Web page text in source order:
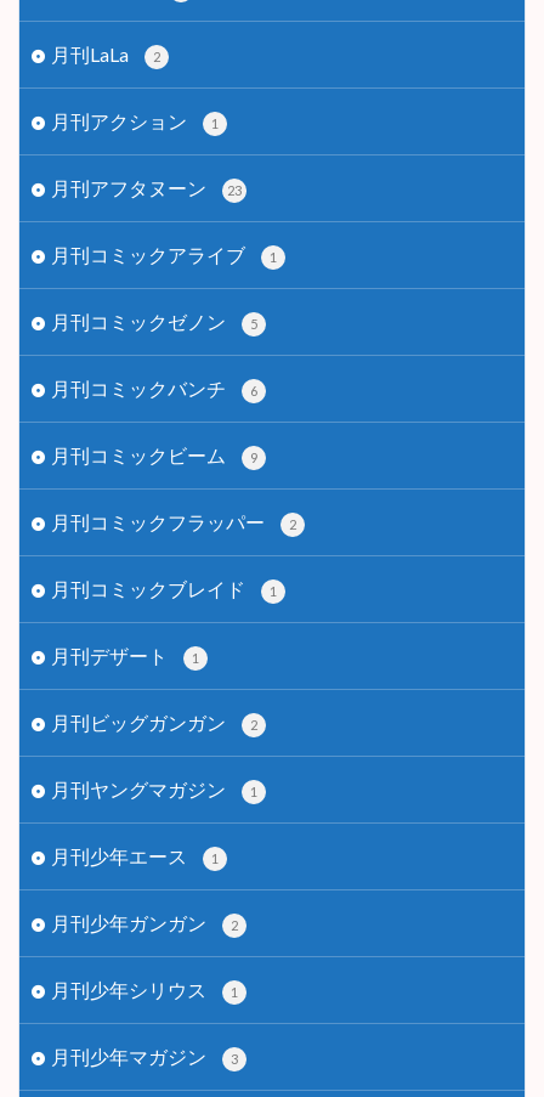
月刊LaLa 2
月刊アクション 1
月刊アフタヌーン 23
月刊コミックアライブ 1
月刊コミックゼノン 5
月刊コミックバンチ 6
月刊コミックビーム 9
月刊コミックフラッパー 2
月刊コミックブレイド 1
月刊デザート 1
月刊ビッグガンガン 2
月刊ヤングマガジン 1
月刊少年エース 1
月刊少年ガンガン 2
月刊少年シリウス 1
月刊少年マガジン 3